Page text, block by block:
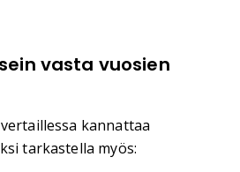
vasta vuosien
kannattaa
tarkastella myös: